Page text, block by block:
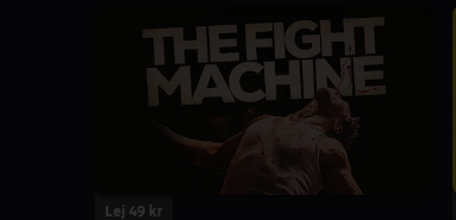
Lej 49 kr